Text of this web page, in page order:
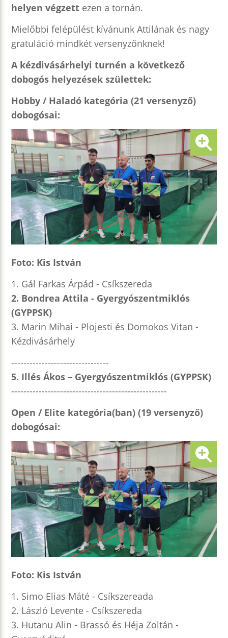
helyen végzett ezen a tornán.
Mielőbbi felépülést kívánunk Attilának és nagy
gratuláció mindkét versenyzőnknek!
A kézdivásárhelyi turnén a következő
dobogós helyezések születtek:
Hobby / Haladó kategória (21 versenyző)
dobogósai:
Foto: Kis István
1. Gál Farkas Árpád - Csíkszereda
2. Bondrea Attila - Gyergyószentmiklós
(GYPPSK)
3. Marin Mihai - Plojesti és Domokos Vitan -
Kézdivásárhely
--------------------------------
5. Illés Ákos – Gyergyószentmiklós (GYPPSK)
---------------------------------------------------
Open / Elite kategória(ban) (19 versenyző)
dobogósai:
Foto: Kis István
1. Simo Elias Máté - Csíkszereada
2. László Levente - Csíkszereda
3. Hutanu Alin - Brassó és Héja Zoltán -